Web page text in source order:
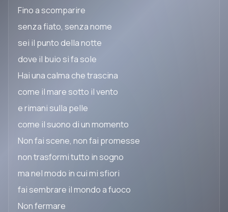
Fino a scomparire
senza fiato, senza nome
sei il punto della notte
dove il buio si fa sole
Hai una calma che trascina
come il mare sotto il vento
e rimani sulla pelle
come il suono di un momento
Non fai scene, non fai promesse
non trasformi tutto in sogno
ma nel modo in cui mi sfiori
fai sembrare il mondo a fuoco
Non fermare